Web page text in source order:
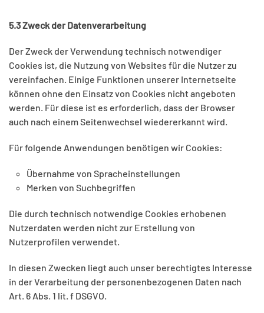
5.3 Zweck der Datenverarbeitung
Der Zweck der Verwendung technisch notwendiger
Cookies ist, die Nutzung von Websites für die Nutzer zu
vereinfachen. Einige Funktionen unserer Internetseite
können ohne den Einsatz von Cookies nicht angeboten
werden. Für diese ist es erforderlich, dass der Browser
auch nach einem Seitenwechsel wiedererkannt wird.
Für folgende Anwendungen benötigen wir Cookies:
Übernahme von Spracheinstellungen
Merken von Suchbegriffen
Die durch technisch notwendige Cookies erhobenen
Nutzerdaten werden nicht zur Erstellung von
Nutzerprofilen verwendet.
In diesen Zwecken liegt auch unser berechtigtes Interesse
in der Verarbeitung der personenbezogenen Daten nach
Art. 6 Abs. 1 lit. f DSGVO.